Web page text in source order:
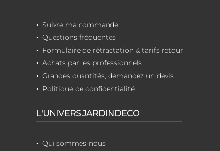
Suivre ma commande
Questions fréquentes
Formulaire de rétractation & tarifs retour
Achats par les professionnels
Grandes quantités, demandez un devis
Politique de confidentialité
L'UNIVERS JARDINDECO
Qui sommes-nous